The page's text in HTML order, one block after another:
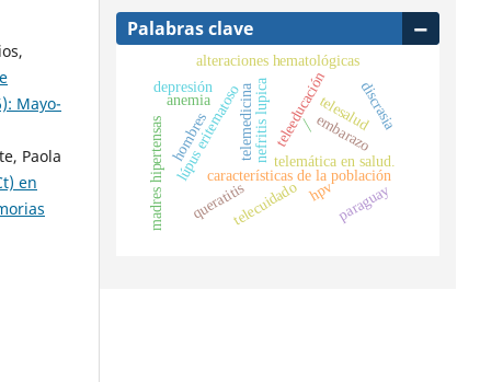
Mayo-
Paola
en
Palabras clave
características de la población
nefritis lupica
lúpus eritematosotelemedicina telesalud
teleeducación
telecuidado
telemática en salud.
alteraciones hematológicas
madres hipertensas
anemia discrasia
paraguay
queratitis
—embarazo
depresión
hpv
hombres